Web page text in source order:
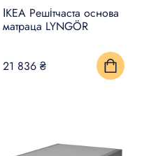
ІКЕА Решітчаста основа
матраца LYNGÖR
21 836 ₴